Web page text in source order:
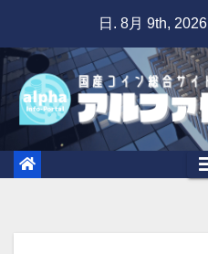
content
日. 8月 9th, 2026